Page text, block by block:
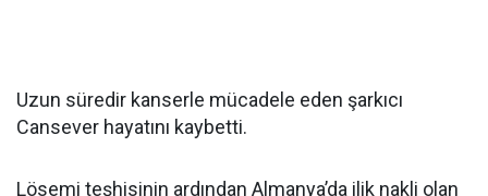
Uzun süredir kanserle mücadele eden şarkıcı
Cansever hayatını kaybetti.
Lösemi teşhisinin ardından Almanya’da ilik nakli olan